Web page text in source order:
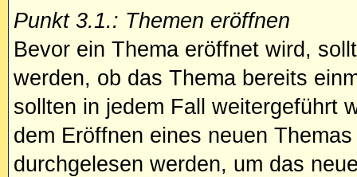
Punkt 3.1.: Themen eröffnen
Bevor ein Thema eröffnet wird,
werden, ob das Thema bereits
sollten in jedem Fall weitergeführt
dem Eröffnen eines neuen
durchgelesen werden, um das